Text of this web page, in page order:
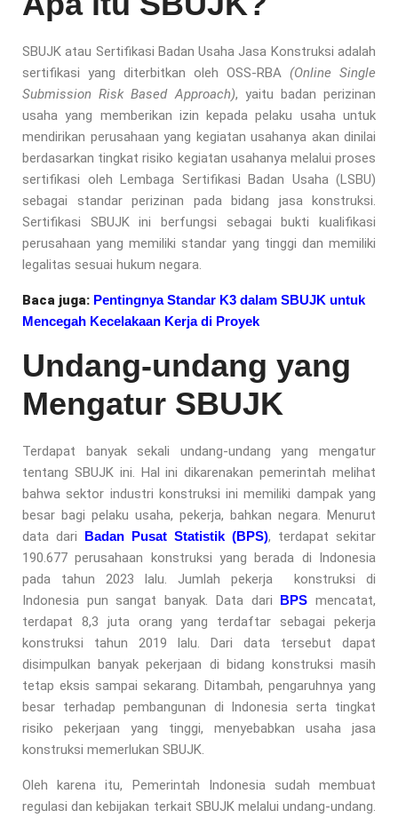
SBUJK atau Sertifikasi Badan Usaha Jasa Konstruksi adalah
sertifikasi yang diterbitkan oleh OSS-RBA (Online Single
Submission Risk Based Approach), yaitu badan perizinan
usaha yang memberikan izin kepada pelaku usaha untuk
mendirikan perusahaan yang kegiatan usahanya akan dinilai
berdasarkan tingkat risiko kegiatan usahanya melalui proses
sertifikasi oleh Lembaga Sertifikasi Badan Usaha (LSBU)
sebagai standar perizinan pada bidang jasa konstruksi.
Sertifikasi SBUJK ini berfungsi sebagai bukti kualifikasi
perusahaan yang memiliki standar yang tinggi dan memiliki
legalitas sesuai hukum negara.
Baca juga: Pentingnya Standar K3 dalam SBUJK untuk
Mencegah Kecelakaan Kerja di Proyek
Undang-undang yang
Mengatur SBUJK
Terdapat banyak sekali undang-undang yang mengatur
tentang SBUJK ini. Hal ini dikarenakan pemerintah melihat
bahwa sektor industri konstruksi ini memiliki dampak yang
besar bagi pelaku usaha, pekerja, bahkan negara. Menurut
data dari Badan Pusat Statistik (BPS), terdapat sekitar
190.677 perusahaan konstruksi yang berada di Indonesia
pada tahun 2023 lalu. Jumlah pekerja konstruksi di
Indonesia pun sangat banyak. Data dari BPSmencatat,
terdapat 8,3 juta orang yang terdaftar sebagai pekerja
konstruksi tahun 2019 lalu. Dari data tersebut dapat
disimpulkan banyak pekerjaan di bidang konstruksi masih
tetap eksis sampai sekarang. Ditambah, pengaruhnya yang
besar terhadap pembangunan di Indonesia serta tingkat
risiko pekerjaan yang tinggi, menyebabkan usaha jasa
konstruksi memerlukan SBUJK.
Oleh karena itu, Pemerintah Indonesia sudah membuat
regulasi dan kebijakan terkait SBUJK melalui undang-undang.